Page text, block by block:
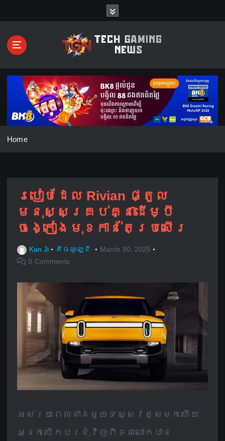
Home
របៀបដែល Rivian ផ្តួល
មនុស្សគ្រប់គ្នាដើម្បី
ចង្កៀងមុខកាន់តែប្រសើរ
Kan Ji តិចណូឡូជី
March 30, 2025
0 Comments
អស់រយៈពេលជាងមួយទស្សវត្សមកហើយ
អ្នកបើកបរជុំវិញពិភពលោកបាន